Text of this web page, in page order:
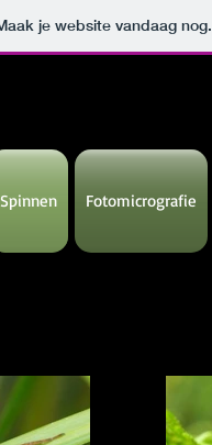
je website vandaag nog.
Spinnen Fotomicrografie